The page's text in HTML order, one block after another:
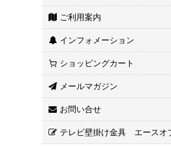
ご利用案内
インフォメーション
ショッピングカート
メールマガジン
お問い合せ
テレビ壁掛け金具 エースオ